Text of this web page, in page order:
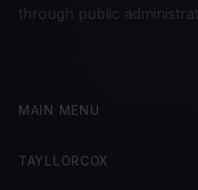
through public
MAIN MENU
TAYLLORCOX